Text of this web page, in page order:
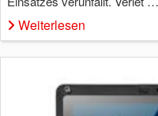
Weiterlesen